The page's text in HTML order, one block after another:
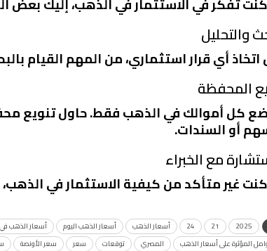
والتحليل
اتخاذ أي قرار استثماري، من المهم القيام
المحفظة
كل أموالك في الذهب فقط. حاول تنويع
أو السندات.
مع الخبراء
كنت غير متأكد من كيفية الاستثمار في
2025
21
24 أسعار الذهب أسعار الذهب اليوم أسعار الذهب
المؤثرة على أسعار الذهب
المصري توقعات سعر سعر الأونصة